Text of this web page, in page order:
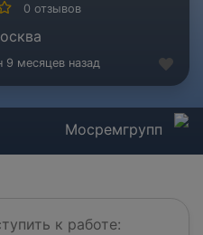
0 отзывов
9 месяцев назад
Мосремгрупп
к работе: